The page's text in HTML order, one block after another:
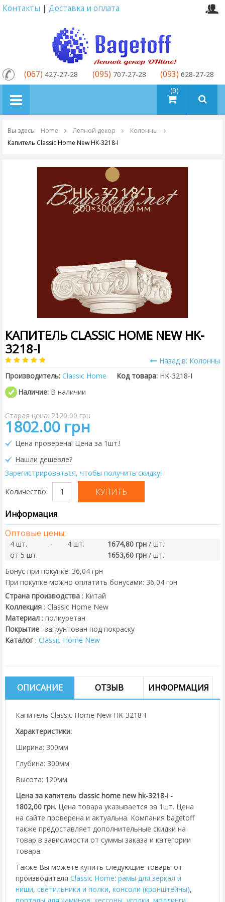
Контакты | Доставка и оплата
товаров (0)
(067) 427-27-28 (095) 707-27-28 (093) 628-27-28
Вы здесь: Home Лепной декор
Колонны
Капитель Classic Home New HK-3218-I
КАПИТЕЛЬ CLASSIC HOME NEW HK-
3218-I
Назад в: Колонны
Производитель: Classic Home Код товара: HK-3218-I
Наличие: В наличии
Старая цена: 2120,00 грн
1802.00 грн
Цена проверена! Цена за 1шт.!
Нашли дешевле?
Зарегистрироваться, чтобы получить скидку!
Количество:
Информация
Оптовые цены:
4 шт. - 4 шт. 1674,80 грн / шт.
от 5 шт.
1653,60 грн / шт.
Бонус при покупке: 36,04 грн
При покупке можно оплатить бонусами: 36,04 грн
Страна производства : Китай
Коллекция : Classic Home New
Материал : полиуретан
Покрытие : загрунтован под покраску
Каталог : Classic Home New
ОПИСАНИЕ ОТЗЫВ ИНФОРМАЦИЯ
Капитель Classic Home New HK-3218-I
Характеристики:
Ширина: 300мм
Глубина: 300мм
Высота: 120мм
Цена за капитель classic home new hk-3218-i -
1802,00 грн. Цена товара указывается за 1шт. Цена
на сайте проверена и актуальна. Компания bagetoff
также предоставляет дополнительные скидки на
товар в зависимости от суммы заказа и категории
товара.
Также Вы можете купить следующие товары от
производителя Classic Home: рамы для зеркал и
ниши, cветильники и полки, консоли (кронштейны),
порталы для каминов кессоны уголки молдинги